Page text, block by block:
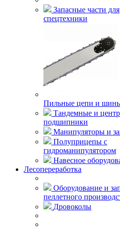
Запасные части для
спецтехники
Пильные цепи и
Тандемные и
подшипники
Манипуляторы и
Полуприцепы с
гидроманипулятором
Навесное
Лесопереработка
Оборудование и
пеллетного
Дровоколы